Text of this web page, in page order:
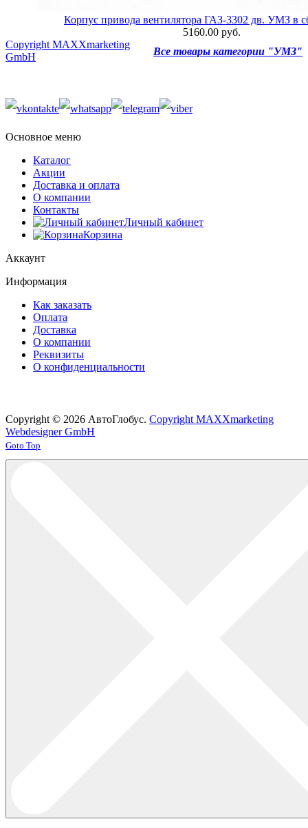
Корпус привода вентилятора ГАЗ-3302 дв. УМЗ в
5160.00 руб.
Все товары категории "УМЗ"
Copyright MAXXmarketing
GmbH
Основное меню
Каталог
Акции
Доставка и оплата
О компании
Контакты
Личный кабинет
Корзина
Аккаунт
Информация
Как заказать
Оплата
Доставка
О компании
Реквизиты
О конфиденциальности
Copyright © 2026 АвтоГлобус. Copyright MAXXmarketing
Webdesigner GmbH
Joomla! 3 Templates
Goto Top